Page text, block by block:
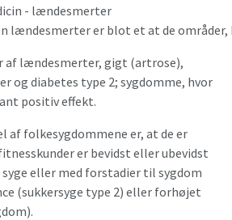
lændesmerter er blot et at de
af lændesmerter, gigt (artrose),
og diabetes type 2; sygdomme, hvor
positiv effekt.
af folkesygdommene er, at de er
fitnesskunder er bevidst eller ubevidst
syge eller med forstadier til sygdom
(sukkersyge type 2) eller forhøjet